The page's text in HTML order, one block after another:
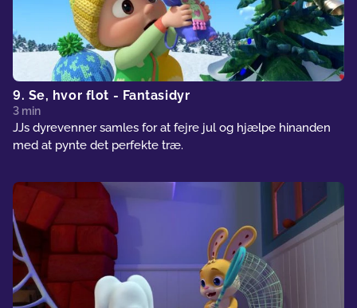
9. Se, hvor flot - Fantasidyr
3 min
JJs dyrevenner samles for at fejre jul og hjælpe hinanden
med at pynte det perfekte træ.